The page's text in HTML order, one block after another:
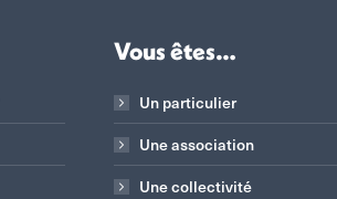
Vous êtes…
Un particulier
Une association
Une collectivité